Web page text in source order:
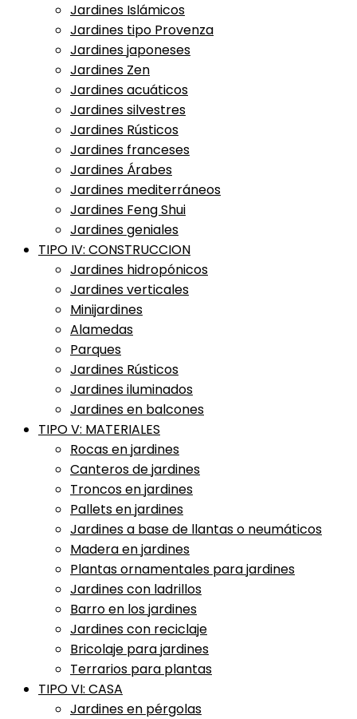
Jardines Islámicos
Jardines tipo Provenza
Jardines japoneses
Jardines Zen
Jardines acuáticos
Jardines silvestres
Jardines Rústicos
Jardines franceses
Jardines Árabes
Jardines mediterráneos
Jardines Feng Shui
Jardines geniales
TIPO IV: CONSTRUCCION
Jardines hidropónicos
Jardines verticales
Minijardines
Alamedas
Parques
Jardines Rústicos
Jardines iluminados
Jardines en balcones
TIPO V: MATERIALES
Rocas en jardines
Canteros de jardines
Troncos en jardines
Pallets en jardines
Jardines a base de llantas o neumáticos
Madera en jardines
Plantas ornamentales para jardines
Jardines con ladrillos
Barro en los jardines
Jardines con reciclaje
Bricolaje para jardines
Terrarios para plantas
TIPO VI: CASA
Jardines en pérgolas